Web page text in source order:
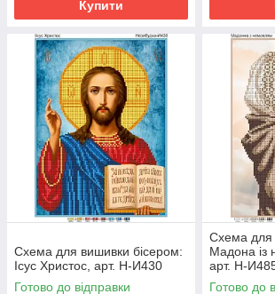
Купити
Схема для вишивки бісером:
Ісус Христос, арт. Н-И430
Готово до відправки
Схема для
Мадона із
арт. Н-
Готово до